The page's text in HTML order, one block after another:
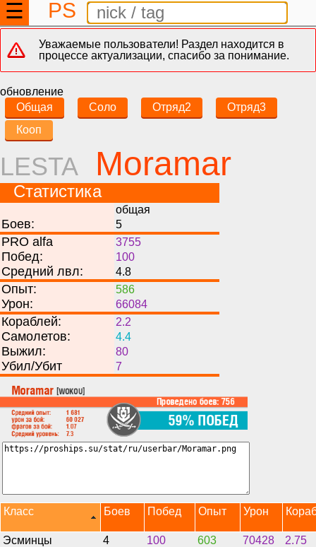
☰ PS
Уважаемые пользователи! Раздел находится в
процессе актуализации, спасибо за понимание.
обновление
Общая
Соло Отряд2
Отряд3
Кооп
LESTA Moramar
Статистика
общая
Боев: 5
PRO alfa 3755
Побед: 100
Средний лвл: 4.8
Опыт: 586
Урон: 66084
Кораблей: 2.2
Самолетов: 4.4
Выжил: 80
Убил/Убит 7
Класс Боев Побед Опыт Урон
Эсминцы 4 100 603 70428
2.75